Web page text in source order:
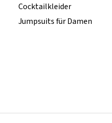
Cocktailkleider
Jumpsuits für Damen